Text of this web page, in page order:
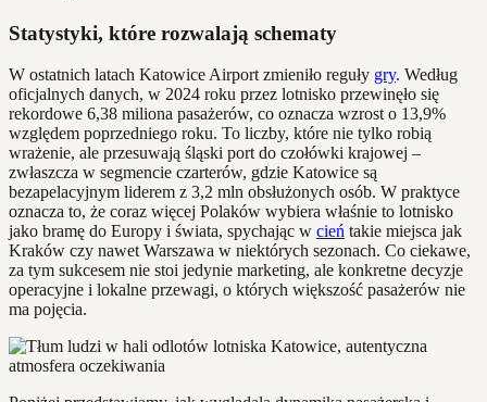
Statystyki, które rozwalają schematy
W ostatnich latach Katowice Airport zmieniło reguły gry. Według
oficjalnych danych, w 2024 roku przez lotnisko przewinęło się
rekordowe 6,38 miliona pasażerów, co oznacza wzrost o 13,9%
względem poprzedniego roku. To liczby, które nie tylko robią
wrażenie, ale przesuwają śląski port do czołówki krajowej –
zwłaszcza w segmencie czarterów, gdzie Katowice są
bezapelacyjnym liderem z 3,2 mln obsłużonych osób. W praktyce
oznacza to, że coraz więcej Polaków wybiera właśnie to lotnisko
jako bramę do Europy i świata, spychając w cień takie miejsca jak
Kraków czy nawet Warszawa w niektórych sezonach. Co ciekawe,
za tym sukcesem nie stoi jedynie marketing, ale konkretne decyzje
operacyjne i lokalne przewagi, o których większość pasażerów nie
ma pojęcia.